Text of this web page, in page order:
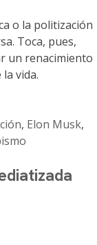
o la politización
Toca, pues,
un renacimiento
vida.
, Elon Musk,